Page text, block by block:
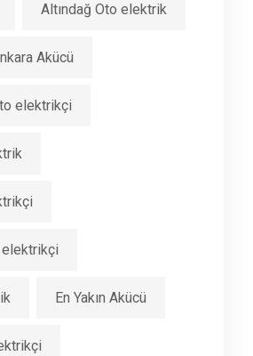
Altındağ Oto elektrik
Akücü
elektrikçi
elektrikçi
En Yakın Akücü